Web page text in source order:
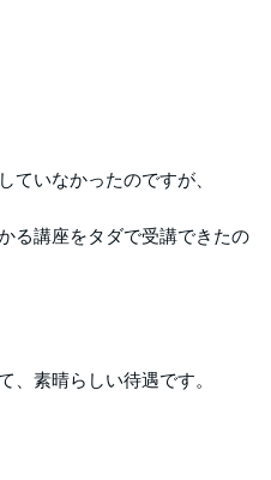
ていなかったのですが、
る講座をタダで受講できたの
、素晴らしい待遇です。